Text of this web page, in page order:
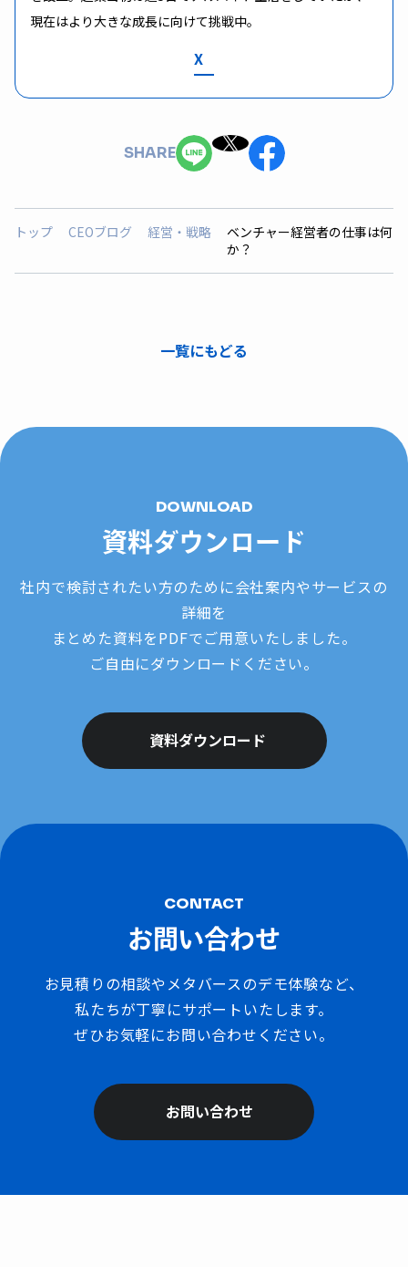
現在はより大きな成長に向けて挑戦中。
X
SHARE
トップ CEOブログ 経営・戦略
ベンチャー経営者の仕事は何
か？
一覧にもどる
DOWNLOAD
資料ダウンロード
社内で検討されたい方のために会社案内やサービスの
詳細を
まとめた資料をPDFでご用意いたしました。
ご自由にダウンロードください。
資料ダウンロード
CONTACT
お問い合わせ
お見積りの相談やメタバースのデモ体験など、
私たちが丁寧にサポートいたします。
ぜひお気軽にお問い合わせください。
お問い合わせ